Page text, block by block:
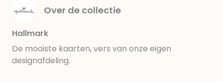
Over de collectie
Hallmark
De mooiste kaarten, vers van onze eigen
designafdeling.